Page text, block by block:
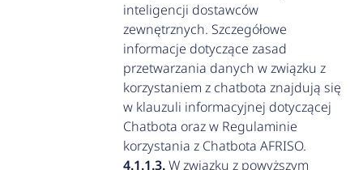
inteligencji dostawców
zewnętrznych. Szczegółowe
informacje dotyczące zasad
przetwarzania danych w związku z
korzystaniem z chatbota znajdują się
w klauzuli informacyjnej dotyczącej
Chatbota oraz w Regulaminie
korzystania z Chatbota AFRISO.
W związku z powyższym